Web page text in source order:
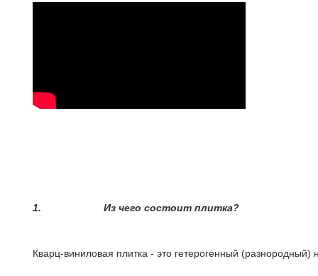
1. Из чего состоит плитка?
Кварц-виниловая плитка - это гетерогенный